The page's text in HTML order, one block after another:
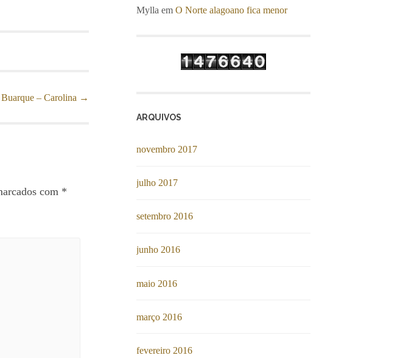
– Carolina →
com *
Mylla em O Norte alagoano fica menor
ARQUIVOS
novembro 2017
julho 2017
setembro 2016
junho 2016
maio 2016
março 2016
fevereiro 2016